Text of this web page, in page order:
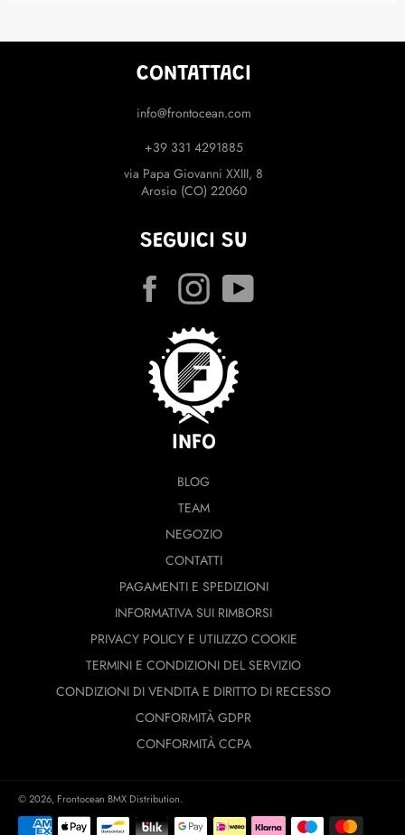
CONTATTACI
info@frontocean.com
+39 331 4291885
via Papa Giovanni XXIII, 8
Arosio (CO) 22060
SEGUICI SU
Facebook Instagram
INFO
BLOG
TEAM
NEGOZIO
CONTATTI
PAGAMENTI E SPEDIZIONI
INFORMATIVA SUI RIMBORSI
PRIVACY POLICY E UTILIZZO COOKIE
TERMINI E CONDIZIONI DEL SERVIZIO
CONDIZIONI DI VENDITA E DIRITTO DI RECESSO
CONFORMITÀ GDPR
CONFORMITÀ CCPA
© 2026, Frontocean BMX Distribution.
Modalità